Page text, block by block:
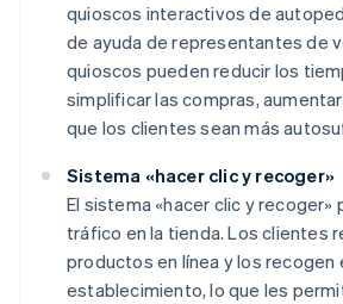
quioscos interactivos de
de ayuda de representantes de
quioscos pueden reducir los
simplificar las compras,
que los clientes sean más
Sistema «hacer clic y recoger»
El sistema «hacer clic y recoger»
tráfico en la tienda. Los clientes
productos en línea y los recogen
establecimiento, lo que les